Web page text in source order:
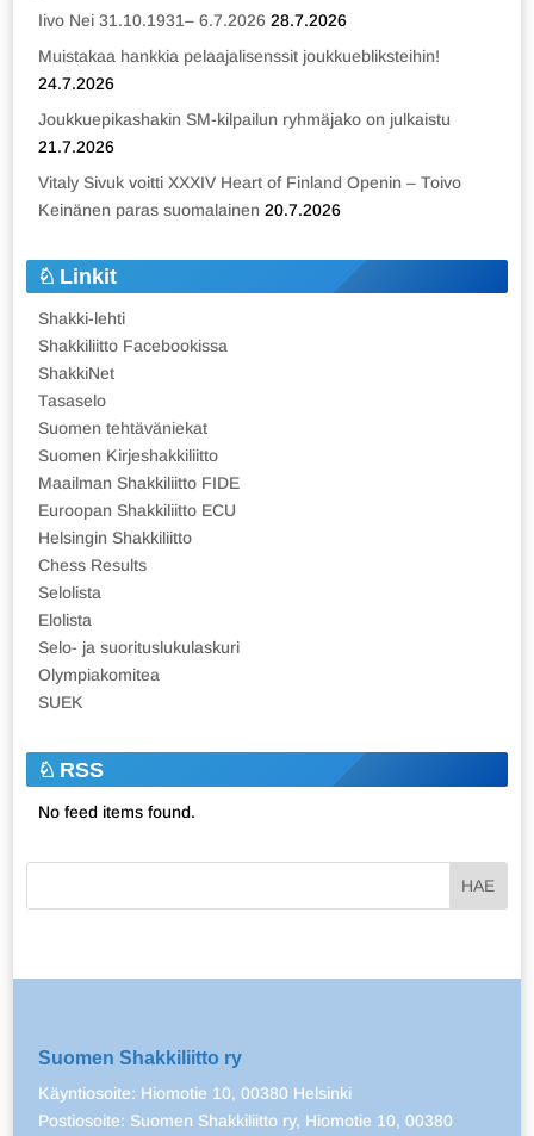
Iivo Nei 31.10.1931– 6.7.2026 28.7.2026
Muistakaa hankkia pelaajalisenssit joukkuebliksteihin!
24.7.2026
Joukkuepikashakin SM-kilpailun ryhmäjako on julkaistu
21.7.2026
Vitaly Sivuk voitti XXXIV Heart of Finland Openin – Toivo
Keinänen paras suomalainen 20.7.2026
Linkit
Shakki-lehti
Shakkiliitto Facebookissa
ShakkiNet
Tasaselo
Suomen tehtäväniekat
Suomen Kirjeshakkiliitto
Maailman Shakkiliitto FIDE
Euroopan Shakkiliitto ECU
Helsingin Shakkiliitto
Chess Results
Selolista
Elolista
Selo- ja suorituslukulaskuri
Olympiakomitea
SUEK
RSS
No feed items found.
Suomen Shakkiliitto ry
Käyntiosoite: Hiomotie 10, 00380 Helsinki
Postiosoite: Suomen Shakkiliitto ry, Hiomotie 10, 00380